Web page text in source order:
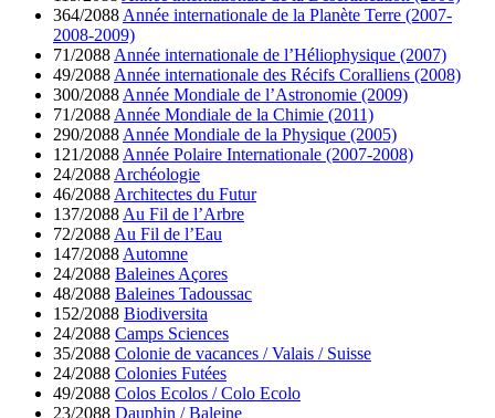
364/2088 Année internationale de la Planète Terre (2007-
2008-2009)
71/2088 Année internationale de l’Héliophysique (2007)
49/2088 Année internationale des Récifs Coralliens (2008)
300/2088 Année Mondiale de l’Astronomie (2009)
71/2088 Année Mondiale de la Chimie (2011)
290/2088 Année Mondiale de la Physique (2005)
121/2088 Année Polaire Internationale (2007-2008)
24/2088 Archéologie
46/2088 Architectes du Futur
137/2088 Au Fil de l’Arbre
72/2088 Au Fil de l’Eau
147/2088 Automne
24/2088 Baleines Açores
48/2088 Baleines Tadoussac
152/2088 Biodiversita
24/2088 Camps Sciences
35/2088 Colonie de vacances / Valais / Suisse
24/2088 Colonies Futées
49/2088 Colos Ecolos / Colo Ecolo
23/2088 Dauphin / Baleine